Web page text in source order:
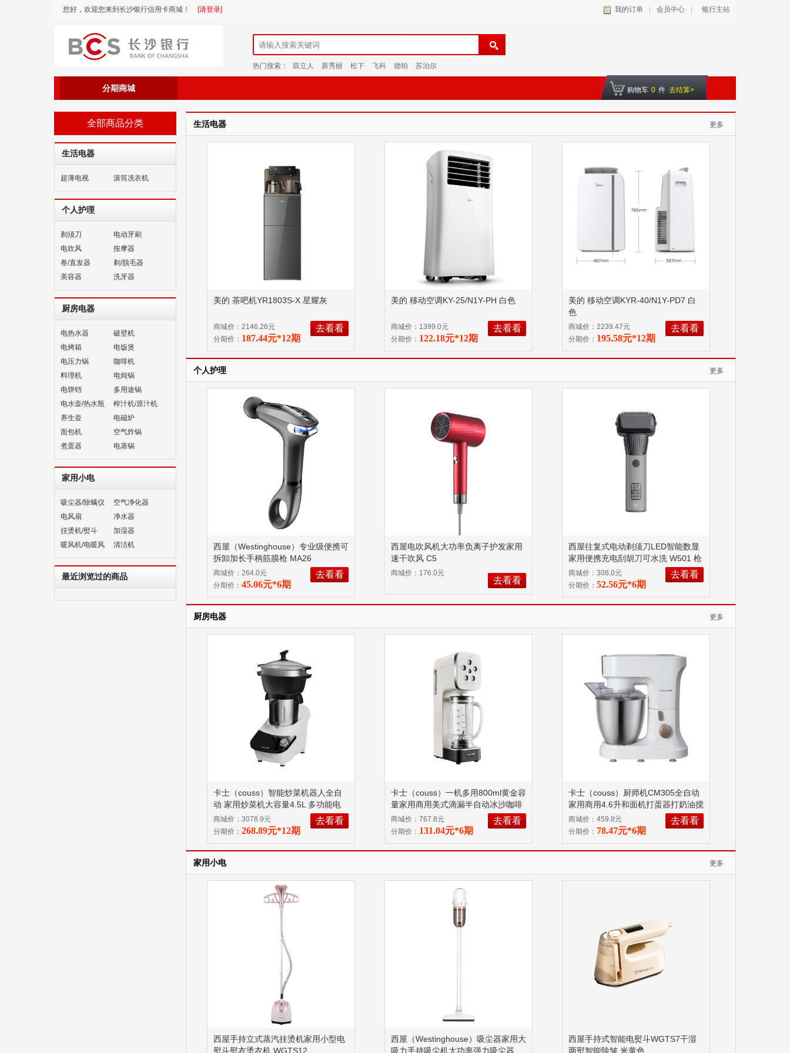
您好，欢迎您来到长沙银行信用卡商城！ [请登录] 我的订单 会员中心 银行主站
热门搜索： 双立人 新秀丽 松下 飞科 德铂 苏泊尔
分期商城 购物车 0 件 去结算>
全部商品分类
生活电器
超薄电视 滚筒冼衣机
个人护理
剃须刀
电动牙刷
电吹风
按摩器
卷/直发器
剃/脱毛器
美容器
洗牙器
厨房电器
电热水器
破壁机
电烤箱
电饭煲
电压力锅
咖啡机
料理机
电炖锅
电饼铛
多用途锅
电水壶/热水瓶
榨汁机/原汁机
养生壶
电磁炉
面包机
空气炸锅
煮蛋器
电蒸锅
家用小电
吸尘器/除螨仪
空气净化器
电风扇
净水器
挂烫机/熨斗
加湿器
暖风机/电暖风
清洁机
最近浏览过的商品
生活电器 更多
美的 茶吧机YR1803S-X 星耀灰
商城价：2146.26元
分期价： 187.44元*12期
去看看
美的 移动空调KY-25/N1Y-PH 白色
商城价：1399.0元
分期价： 122.18元*12期
去看看
美的 移动空调KYR-40/N1Y-PD7 白
色
商城价：2239.47元
分期价： 195.58元*12期
去看看
个人护理 更多
西屋（Westinghouse）专业级便携可
拆卸加长手柄筋膜枪 MA26
商城价：264.0元
分期价： 45.06元*6期
去看看
西屋电吹风机大功率负离子护发家用
速干吹风 C5
商城价：176.0元
去看看
西屋往复式电动剃须刀LED智能数显
家用便携充电刮胡刀可水洗 W501 枪
灰色
商城价：308.0元
分期价： 52.56元*6期
去看看
厨房电器 更多
卡士（couss）智能炒菜机器人全自
动 家用炒菜机大容量4.5L 多功能电
炒锅 自动称重翻炒一锅多菜 13KG
商城价：3078.9元
分期价： 268.89元*12期
去看看
卡士（couss）一机多用800ml黄金容
量家用商用美式滴漏半自动冰沙咖啡
机榨汁机搅拌机CC508 800ml
商城价：767.8元
分期价： 131.04元*6期
去看看
卡士（couss）厨师机CM305全自动
家用商用4.6升和面机打蛋器打奶油搅
拌机多功能料理器 8KG
商城价：459.8元
分期价： 78.47元*6期
去看看
家用小电 更多
西屋手持立式蒸汽挂烫机家用小型电
熨斗熨衣烫衣机 WGTS12
西屋（Westinghouse）吸尘器家用大
吸力手持吸尘机大功率强力吸尘器
西屋手持式智能电熨斗WGTS7干湿
两熨智能除皱 米黄色